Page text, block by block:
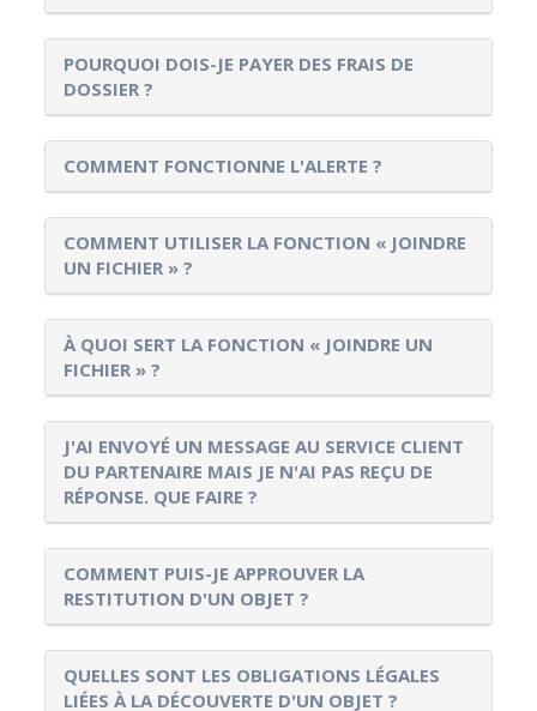
POURQUOI DOIS-JE PAYER DES FRAIS DE
DOSSIER ?
COMMENT FONCTIONNE L'ALERTE ?
COMMENT UTILISER LA FONCTION « JOINDRE
UN FICHIER » ?
À QUOI SERT LA FONCTION « JOINDRE UN
FICHIER » ?
J'AI ENVOYÉ UN MESSAGE AU SERVICE CLIENT
DU PARTENAIRE MAIS JE N'AI PAS REÇU DE
RÉPONSE. QUE FAIRE ?
COMMENT PUIS-JE APPROUVER LA
RESTITUTION D'UN OBJET ?
QUELLES SONT LES OBLIGATIONS LÉGALES
LIÉES À LA DÉCOUVERTE D'UN OBJET ?